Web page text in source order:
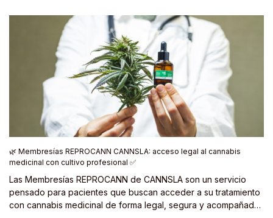
🌿 Membresías REPROCANN CANNSLA: acceso legal al cannabis
medicinal con cultivo profesional ✅
Las Membresías REPROCANN de CANNSLA son un servicio
pensado para pacientes que buscan acceder a su tratamiento
con cannabis medicinal de forma legal, segura y acompañada,